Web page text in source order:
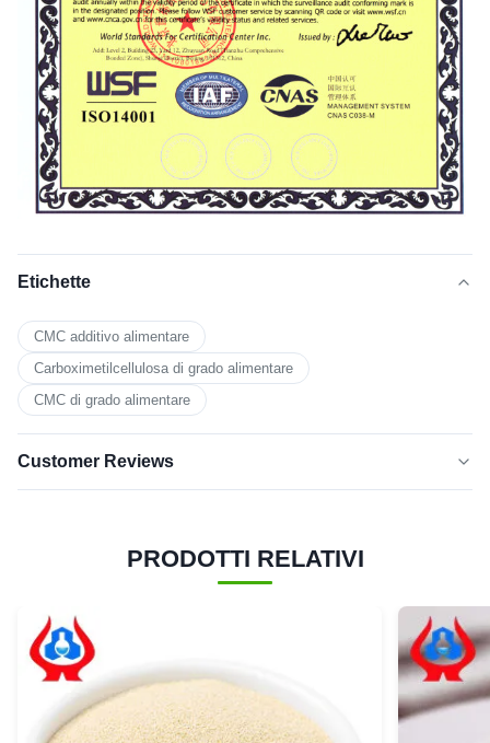
Etichette
CMC additivo alimentare
Carboximetilcellulosa di grado alimentare
CMC di grado alimentare
Customer Reviews
stelle
100%
4 stelle
0
3 stelle
0
2 stelle
0
0
PRODOTTI RELATIVI